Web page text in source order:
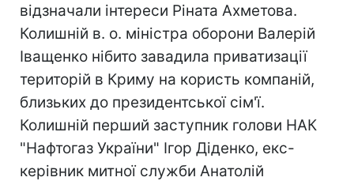
відзначали інтереси Ріната Ахметова.
Колишній в. о. міністра оборони Валерій
Іващенко нібито завадила приватизації
територій в Криму на користь компаній,
близьких до президентської сім'ї.
Колишній перший заступник голови НАК
"Нафтогаз України" Ігор Діденко, екс-
керівник митної служби Анатолій